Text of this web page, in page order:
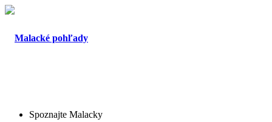
Spoznajte Malacky